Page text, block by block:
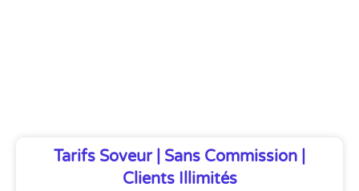
Tarifs Soveur | Sans Commission |
Clients Illimités